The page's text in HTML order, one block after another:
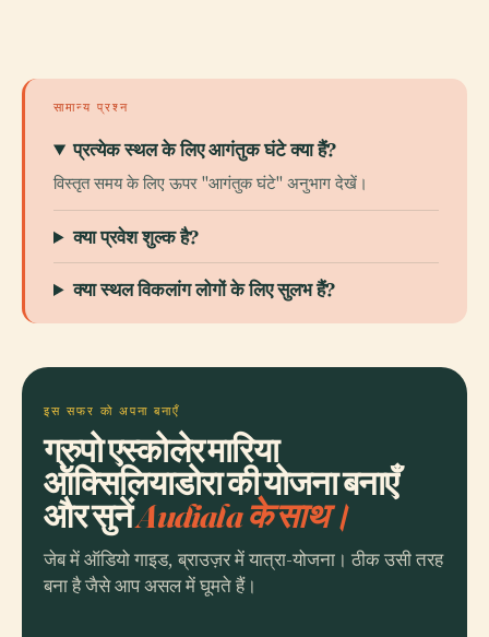
सामान्य प्रश्न
प्रत्येक स्थल के लिए आगंतुक घंटे क्या हैं?
विस्तृत समय के लिए ऊपर "आगंतुक घंटे" अनुभाग देखें।
क्या प्रवेश शुल्क है?
क्या स्थल विकलांग लोगों के लिए सुलभ हैं?
इस सफर को अपना बनाएँ
ग्रुपो एस्कोलेर मारिया
ऑक्सिलियाडोरा की योजना बनाएँ
और सुनेंAudiala के साथ।
जेब में ऑडियो गाइड, ब्राउज़र में यात्रा-योजना। ठीक उसी तरह
बना है जैसे आप असल में घूमते हैं।